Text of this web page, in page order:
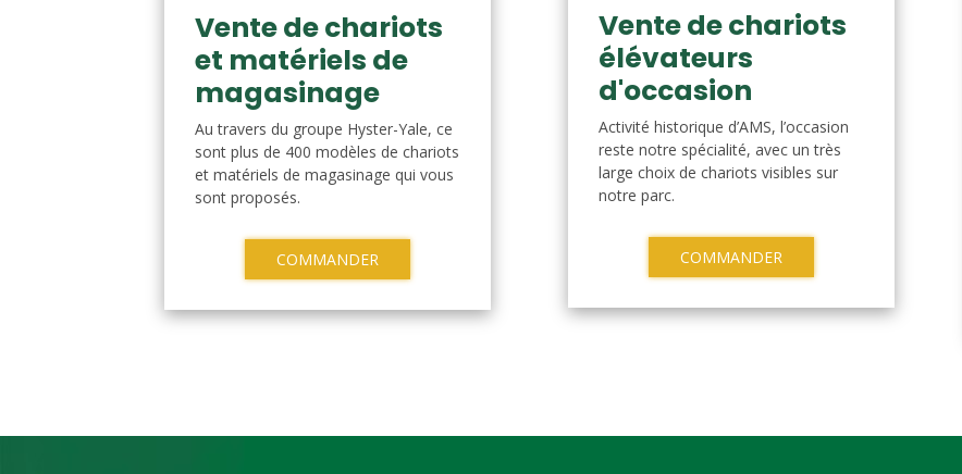
Vente de chariots
et matériels de
magasinage
Au travers du groupe Hyster-Yale, ce
sont plus de 400 modèles de chariots
et matériels de magasinage qui vous
sont proposés.
COMMANDER
Vente de chariots
élévateurs
d'occasion
Activité historique d’AMS, l’occasion
reste notre spécialité, avec un très
large choix de chariots visibles sur
notre parc.
COMMANDER